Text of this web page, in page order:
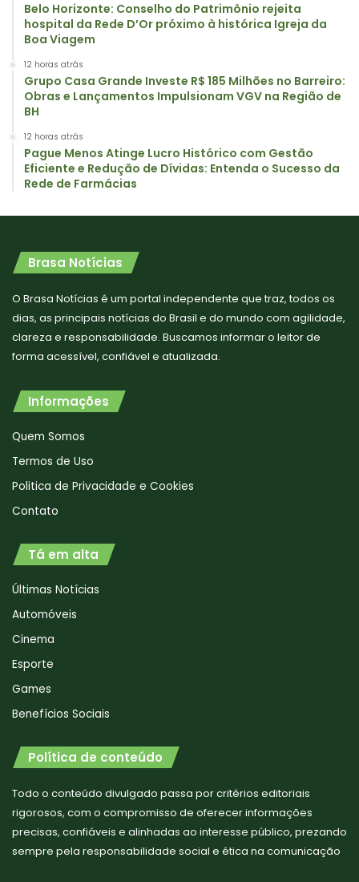
Belo Horizonte: Conselho do Patrimônio rejeita
hospital da Rede D’Or próximo à histórica Igreja da
Boa Viagem
12 horas atrás
Grupo Casa Grande Investe R$ 185 Milhões no Barreiro:
Obras e Lançamentos Impulsionam VGV na Região de
BH
12 horas atrás
Pague Menos Atinge Lucro Histórico com Gestão
Eficiente e Redução de Dívidas: Entenda o Sucesso da
Rede de Farmácias
Brasa Notícias
O Brasa Notícias é um portal independente que traz, todos os
dias, as principais notícias do Brasil e do mundo com agilidade,
clareza e responsabilidade. Buscamos informar o leitor de
forma acessível, confiável e atualizada.
Informações
Quem Somos
Termos de Uso
Politica de Privacidade e Cookies
Contato
Tá em alta
Últimas Notícias
Automóveis
Cinema
Esporte
Games
Benefícios Sociais
Política de conteúdo
Todo o conteúdo divulgado passa por critérios editoriais
rigorosos, com o compromisso de oferecer informações
precisas, confiáveis e alinhadas ao interesse público, prezando
sempre pela responsabilidade social e ética na comunicação